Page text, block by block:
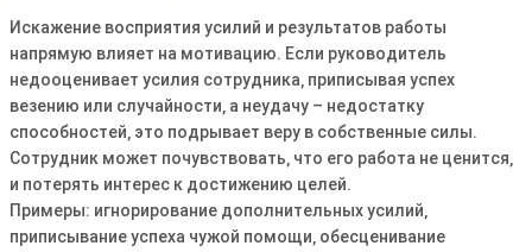
Искажение восприятия усилий и результатов работы
напрямую влияет на мотивацию. Если руководитель
недооценивает усилия сотрудника‚ приписывая успех
везению или случайности‚ а неудачу – недостатку
способностей‚ это подрывает веру в собственные силы.
Сотрудник может почувствовать‚ что его работа не ценится‚
и потерять интерес к достижению целей.
Примеры: игнорирование дополнительных усилий‚
приписывание успеха чужой помощи‚ обесценивание